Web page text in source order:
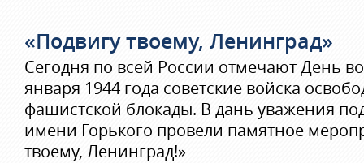
«Подвигу твоему, Ленинград»
Сегодня по всей России отмечают День
января 1944 года советские войска
фашистской блокады. В дань уважения
имени Горького провели памятное
твоему, Ленинград!»